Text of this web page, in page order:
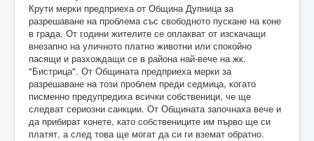
Крути мерки предприеха от Община Дупница за
разрешаване на проблема със свободното пускане на коне
в града. От години жителите се оплакват от изскачащи
внезапно на уличното платно животни или спокойно
пасящи и разхождащи се в района най-вече на жк.
"Бистрица". От Общината предприеха мерки за
разрешаване на този проблем преди седмица, когато
писменно предупредиха всички собственици, че ще
следват сериозни санкции. От Общината започнаха вече и
да прибират конете, като собствениците им първо ще си
платят, а след това ще могат да си ги вземат обратно.